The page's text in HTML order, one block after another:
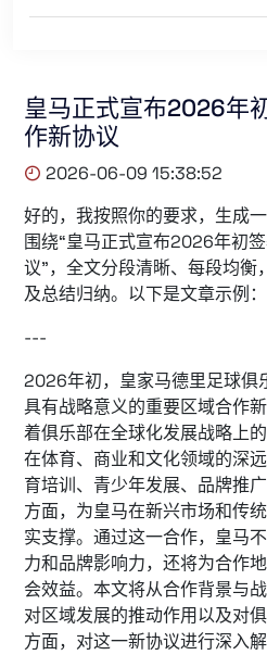
皇马正式宣布2026年
作新协议
2026-06-09 15:38:52
好的，我按照你的要求，生成
围绕“皇马正式宣布2026年初
议”，全文分段清晰、每段均衡
及总结归纳。以下是文章示例：
---
2026年初，皇家马德里足球俱
具有战略意义的重要区域合作
着俱乐部在全球化发展战略上
在体育、商业和文化领域的深
育培训、青少年发展、品牌推
方面，为皇马在新兴市场和传
实支撑。通过这一合作，皇马
力和品牌影响力，还将为合作
会效益。本文将从合作背景与
对区域发展的推动作用以及对
方面，对这一新协议进行深入